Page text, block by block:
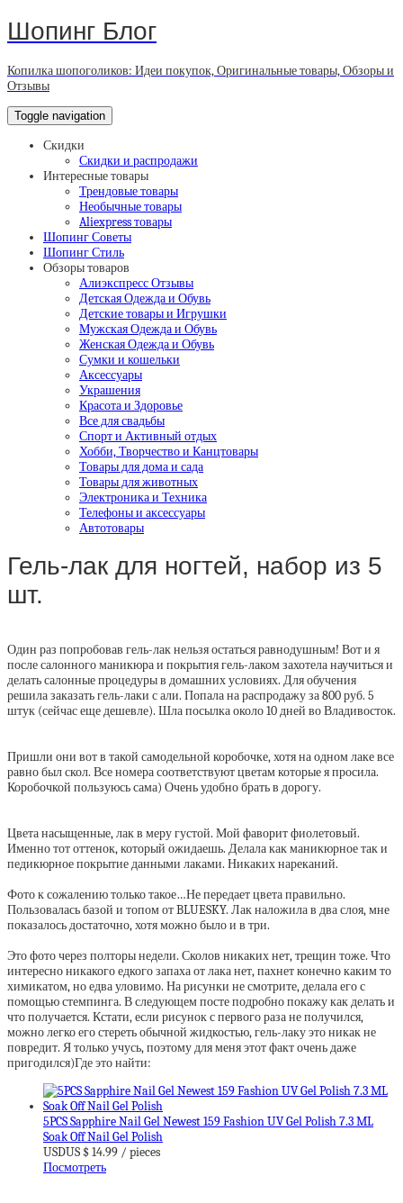
Шопинг Блог
Копилка шопоголиков: Идеи покупок, Оригинальные товары, Обзоры и
Отзывы
Toggle navigation
Скидки
Скидки и распродажи
Интересные товары
Трендовые товары
Необычные товары
Aliexpress товары
Шопинг Советы
Шопинг Стиль
Обзоры товаров
Алиэкспресс Отзывы
Детская Одежда и Обувь
Детские товары и Игрушки
Мужская Одежда и Обувь
Женская Одежда и Обувь
Сумки и кошельки
Аксессуары
Украшения
Красота и Здоровье
Все для свадьбы
Спорт и Активный отдых
Хобби, Творчество и Канцтовары
Товары для дома и сада
Товары для животных
Электроника и Техника
Телефоны и аксессуары
Автотовары
Гель-лак для ногтей, набор из 5
шт.
Один раз попробовав гель-лак нельзя остаться равнодушным! Вот и я
после салонного маникюра и покрытия гель-лаком захотела научиться и
делать салонные процедуры в домашних условиях. Для обучения
решила заказать гель-лаки с али. Попала на распродажу за 800 руб. 5
штук (сейчас еще дешевле). Шла посылка около 10 дней во Владивосток.
Пришли они вот в такой самодельной коробочке, хотя на одном лаке все
равно был скол. Все номера соответствуют цветам которые я просила.
Коробочкой пользуюсь сама) Очень удобно брать в дорогу.
Цвета насыщенные, лак в меру густой. Мой фаворит фиолетовый.
Именно тот оттенок, который ожидаешь. Делала как маникюрное так и
педикюрное покрытие данными лаками. Никаких нареканий.
Фото к сожалению только такое…Не передает цвета правильно.
Пользовалась базой и топом от BLUESKY. Лак наложила в два слоя, мне
показалось достаточно, хотя можно было и в три.
Это фото через полторы недели. Сколов никаких нет, трещин тоже. Что
интересно никакого едкого запаха от лака нет, пахнет конечно каким то
химикатом, но едва уловимо. На рисунки не смотрите, делала его с
помощью стемпинга. В следующем посте подробно покажу как делать и
что получается. Кстати, если рисунок с первого раза не получился,
можно легко его стереть обычной жидкостью, гель-лаку это никак не
повредит. Я только учусь, поэтому для меня этот факт очень даже
пригодился)Где это найти:
5PCS Sapphire Nail Gel Newest 159 Fashion UV Gel Polish 7.3 ML
Soak Off Nail Gel Polish
USDUS $ 14.99 / pieces
Посмотреть